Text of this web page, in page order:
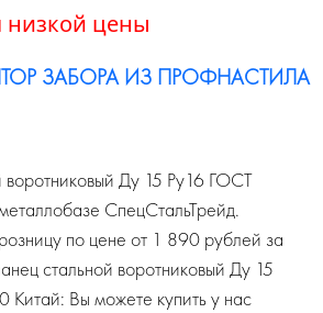
низкой цены
ЗАБОРА ИЗ ПРОФНАСТИЛА
Ду 15 Ру16 ГОСТ
СпецСтальТрейд.
по цене от 1 890 рублей за
стальной воротниковый Ду 15
Вы можете купить у нас